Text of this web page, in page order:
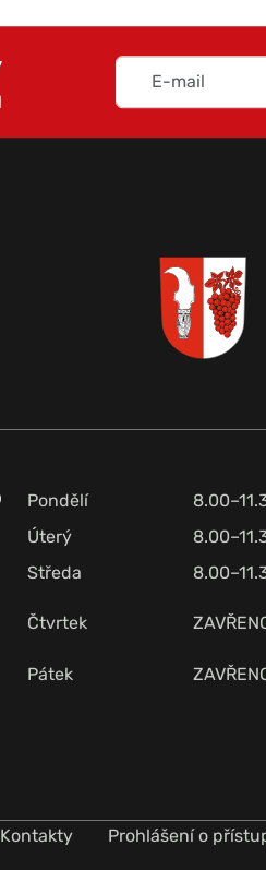
Pondělí
Úterý
Středa
Čtvrtek
Pátek
Kontakty Prohlášení o